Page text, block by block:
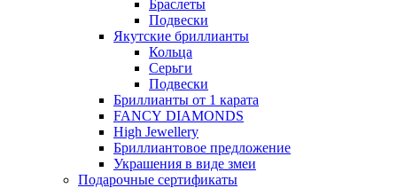
Браслеты
Подвески
Якутские бриллианты
Кольца
Серьги
Подвески
Бриллианты от 1 карата
FANCY DIAMONDS
High Jewellery
Бриллиантовое предложение
Украшения в виде змеи
Подарочные сертификаты